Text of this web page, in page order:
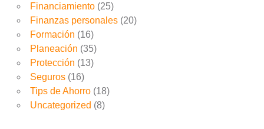
Financiamiento(25)
Finanzas personales(20)
Formación (16)
Planeación (35)
Protección (13)
Seguros(16)
Tips de Ahorro(18)
Uncategorized (8)